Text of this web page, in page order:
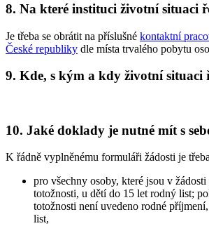
8. Na které instituci životní situaci
Je třeba se obrátit na příslušné kontaktní
České republiky dle místa trvalého pobytu
9. Kde, s kým a kdy životní situaci
10. Jaké doklady je nutné mít s
K řádně vyplněnému formuláři žádosti je
pro všechny osoby, které jsou v
totožnosti, u dětí do 15 let rodný list;
totožnosti není uvedeno rodné
list,